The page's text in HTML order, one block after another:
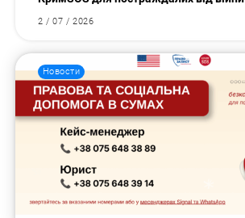
2 / 07 / 2026
Новости